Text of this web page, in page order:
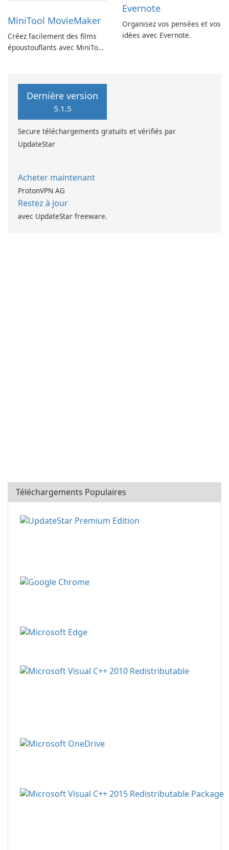
MiniTool MovieMaker
Créez facilement des films
époustouflants avec MiniTool
Evernote
Organisez vos pensées et vos
idées avec Evernote.
Dernière version
5.1.5
Secure téléchargements gratuits et vérifiés par
UpdateStar
Acheter maintenant
ProtonVPN AG
Restez à jour
avec UpdateStar freeware.
Téléchargements Populaires